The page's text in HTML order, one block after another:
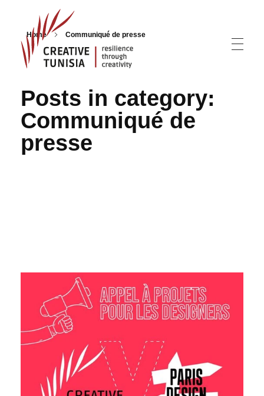
Home Communiqué de presse
Posts in category:
Communiqué de
presse